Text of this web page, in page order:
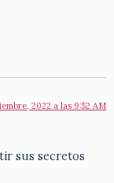
2022 a las 9:52 AM
sus secretos